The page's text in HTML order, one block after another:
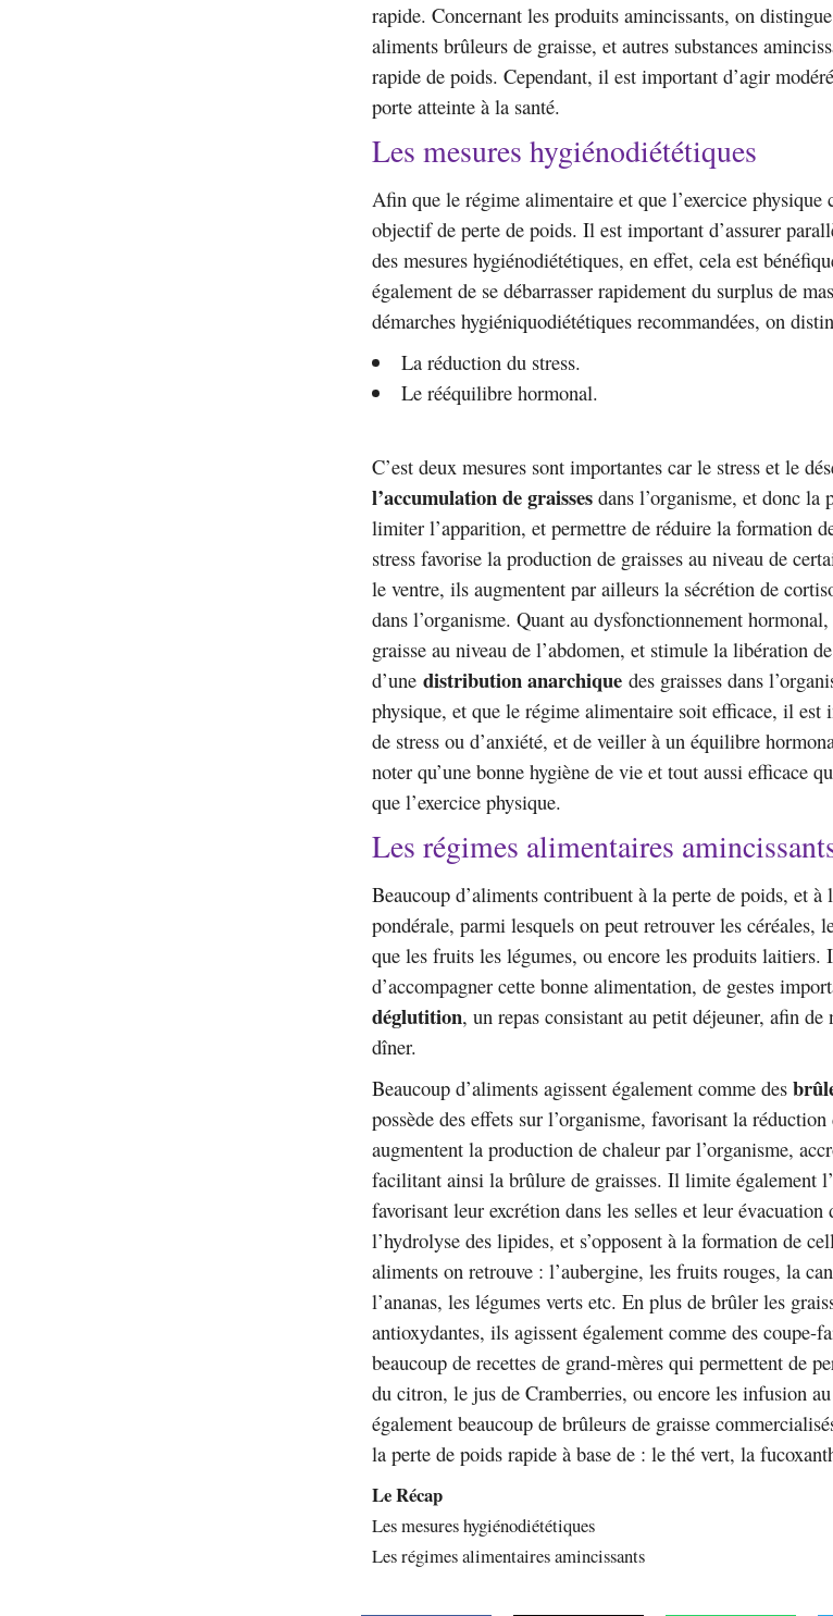
rapide. Concernant les produits amincissants, on
aliments brûleurs de graisse, et autres substances
rapide de poids. Cependant, il est important d’agir
porte atteinte à la santé.
Les mesures hygiénodiététiques
Afin que le régime alimentaire et que l’exercice physique
objectif de perte de poids. Il est important d’assurer
des mesures hygiénodiététiques, en effet, cela est
également de se débarrasser rapidement du surplus de
démarches hygiéniquodiététiques recommandées, on
La réduction du stress.
Le rééquilibre hormonal.
C’est deux mesures sont importantes car le stress et le
l’accumulation de graisses dans l’organisme, et donc la
limiter l’apparition, et permettre de réduire la formation
stress favorise la production de graisses au niveau de
le ventre, ils augmentent par ailleurs la sécrétion de
dans l’organisme. Quant au dysfonctionnement
graisse au niveau de l’abdomen, et stimule la libération
d’une distribution anarchique des graisses dans
physique, et que le régime alimentaire soit efficace, il est
de stress ou d’anxiété, et de veiller à un équilibre
noter qu’une bonne hygiène de vie et tout aussi efficace
que l’exercice physique.
Les régimes alimentaires
Beaucoup d’aliments contribuent à la perte de poids, et à
pondérale, parmi lesquels on peut retrouver les céréales,
que les fruits les légumes, ou encore les produits laitiers.
d’accompagner cette bonne alimentation, de gestes
déglutition, un repas consistant au petit déjeuner, afin de
dîner.
Beaucoup d’aliments agissent également comme des
possède des effets sur l’organisme, favorisant la
augmentent la production de chaleur par l’organisme,
facilitant ainsi la brûlure de graisses. Il limite également
favorisant leur excrétion dans les selles et leur
l’hydrolyse des lipides, et s’opposent à la formation de
aliments on retrouve : l’aubergine, les fruits rouges, la
l’ananas, les légumes verts etc. En plus de brûler les
antioxydantes, ils agissent également comme des coupe-
beaucoup de recettes de grand-mères qui permettent de
du citron, le jus de Cramberries, ou encore les infusion
également beaucoup de brûleurs de graisse
la perte de poids rapide à base de : le thé vert, la
Le Récap
Les mesures hygiénodiététiques
Les régimes alimentaires amincissants